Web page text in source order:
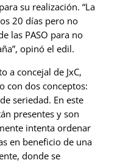
su realización. “La
20 días pero no
las PASO para no
opinó el edil.
a concejal de JxC,
con dos conceptos:
seriedad. En este
presentes y son
intenta ordenar
en beneficio de una
donde se